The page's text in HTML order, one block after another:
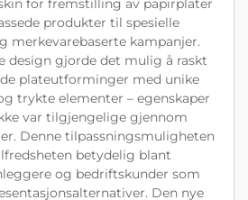
for fremstilling av papirplater
produkter til spesielle
merkevarebaserte kampanjer.
design gjorde det mulig å raskt
plateutforminger med unike
trykte elementer – egenskaper
var tilgjengelige gjennom
Denne tilpassningsmuligheten
betydelig blant
og bedriftskunder som
Den nye